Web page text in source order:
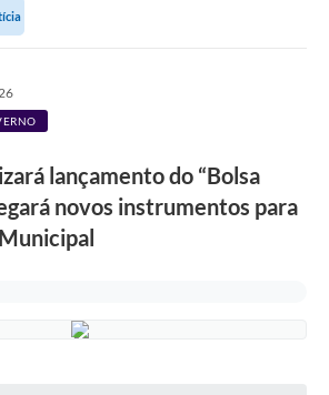
lançamento do “Bolsa
novos instrumentos para